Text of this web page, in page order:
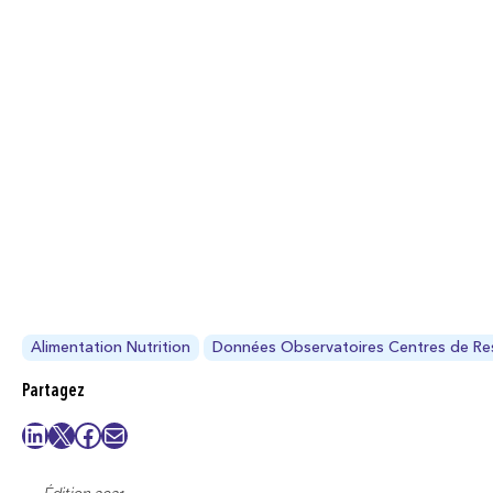
Alimentation Nutrition Données Observatoires Centres de
Partagez
LinkedIn
X Facebook
E-mail